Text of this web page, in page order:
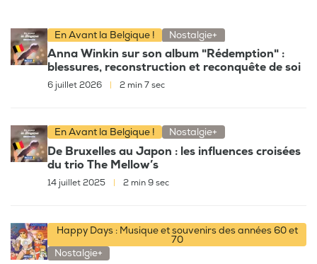
En Avant la Belgique ! Nostalgie+
Anna Winkin sur son album "Rédemption" :
blessures, reconstruction et reconquête de soi
6 juillet 2026 2 min 7 sec
En Avant la Belgique ! Nostalgie+
De Bruxelles au Japon : les influences croisées
du trio The Mellow’s
14 juillet 2025 2 min 9 sec
Happy Days : Musique et souvenirs des années 60 et
70
Nostalgie+